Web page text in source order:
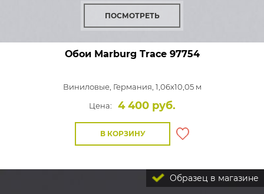
ПОСМОТРЕТЬ
Обои Marburg Trace97754
Виниловые, Германия, 1,06x10,05 м
Цена:
4 400 руб.
В КОРЗИНУ
Образец в магазине